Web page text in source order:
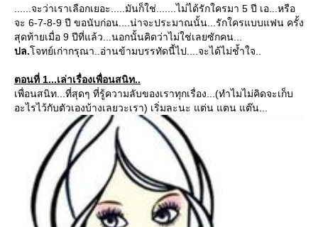
......จะว่าเราเลือกเยอะ.....มันก็ใช่.......ไม่ได้รักใครมา 5 ปี เอ...หรือ
จะ 6-7-8-9 ปี ขอนับก่อน....น่าจะประมาณนั้น...รักใครแบบแฟน ครั้ง
สุดท้ายเมื่อ 9 ปีที่แล้ว...นอกนั้นคิดว่าไม่ใช่เลยซักคน...
ปล.จทย์เก่ากรุณา..อ่านข้ามบรรทัดนี้ไป....จะได้ไม่ช้ำใจ..
ตอนที่ 1...เล่าเรื่องเพื่อนสนิท..
เพื่อนสนิท...ที่สุดๆ ที่รู้ความลับของเราทุกเรื่อง...(ทำไมไม่คิดจะเก็บ
อะไรไว้กับตัวเองบ้างเลยวะเรา) เริ่มละนะ แต่น แตน แต๊น...